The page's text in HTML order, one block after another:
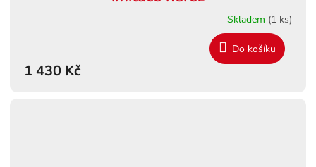
Skladem (1 ks)
1 430 Kč
Do košíku